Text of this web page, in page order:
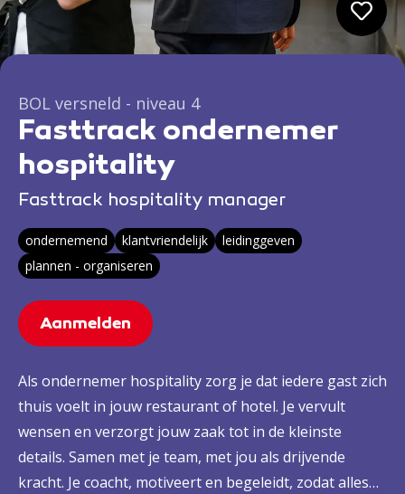
BOL versneld - niveau 4
Fasttrack ondernemer
hospitality
Fasttrack hospitality manager
ondernemend klantvriendelijk
leidinggeven
plannen - organiseren
Aanmelden
Als ondernemer hospitality zorg je dat iedere gast zich
thuis voelt in jouw restaurant of hotel. Je vervult
wensen en verzorgt jouw zaak tot in de kleinste
details. Samen met je team, met jou als drijvende
kracht. Je coacht, motiveert en begeleidt, zodat alles